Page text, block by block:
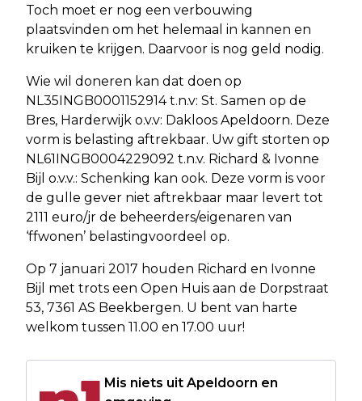
Toch moet er nog een verbouwing
plaatsvinden om het helemaal in kannen en
kruiken te krijgen. Daarvoor is nog geld nodig.
Wie wil doneren kan dat doen op
NL35INGB0001152914 t.n.v: St. Samen op de
Bres, Harderwijk o.v.v: Dakloos Apeldoorn. Deze
vorm is belasting aftrekbaar. Uw gift storten op
NL61INGB0004229092 t.n.v. Richard & Ivonne
Bijl o.v.v.: Schenking kan ook. Deze vorm is voor
de gulle gever niet aftrekbaar maar levert tot
2111 euro/jr de beheerders/eigenaren van
‘ffwonen’ belastingvoordeel op.
Op 7 januari 2017 houden Richard en Ivonne
Bijl met trots een Open Huis aan de Dorpstraat
53, 7361 AS Beekbergen. U bent van harte
welkom tussen 11.00 en 17.00 uur!
Mis niets uit Apeldoorn en